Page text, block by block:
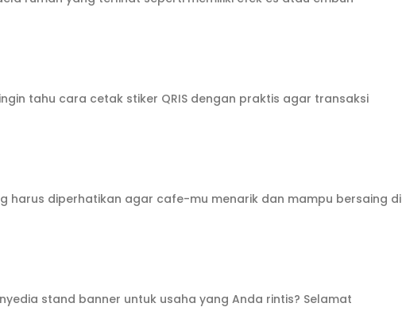
tahu cara cetak stiker QRIS dengan praktis agar transaksi
harus diperhatikan agar cafe-mu menarik dan mampu bersaing di
stand banner untuk usaha yang Anda rintis? Selamat